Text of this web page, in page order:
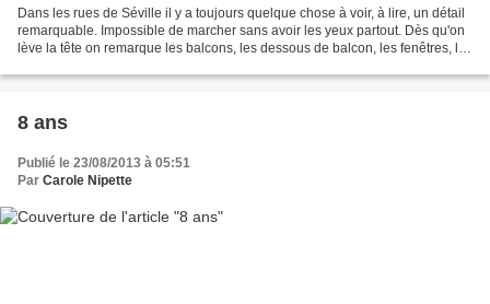
Dans les rues de Séville il y a toujours quelque chose à voir, à lire, un détail
remarquable. Impossible de marcher sans avoir les yeux partout. Dès qu'on
lève la tête on remarque les balcons, les dessous de balcon, les fenêtres, les
8 ans
Publié le 23/08/2013 à 05:51
Par Carole Nipette